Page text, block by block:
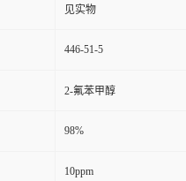
见实物
446-51-5
2-氟苯甲醇
98%
10ppm